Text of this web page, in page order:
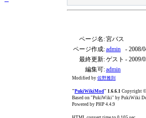
ページ名:宮バス
ページ作成:admin - 2008/
最終更新:ゲスト - 2009/
編集可:admin
Modified by 佐野雅則
"PukiWikiMod" 1.6.6.1 Copyright
Based on "PukiWiki" by PukiWiki
Powered by PHP 4.4.9